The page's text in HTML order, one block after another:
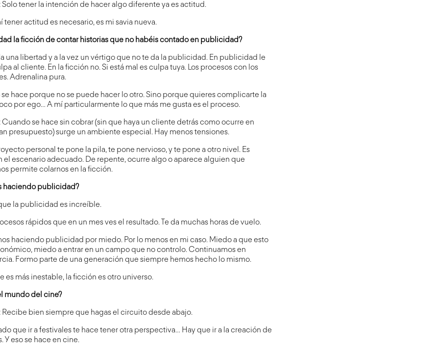
tener la intención de hacer algo diferente ya es actitud.
tener actitud es necesario, es mi savia nueva.
la ficción de contar historias que no habéis contado en publicidad?
una libertad y a la vez un vértigo que no te da la publicidad. En publicidad le
al cliente. En la ficción no. Si está mal es culpa tuya. Los procesos con los
Adrenalina pura.
se hace porque no se puede hacer lo otro. Sino porque quieres complicarte la
por ego… A mí particularmente lo que más me gusta es el proceso.
se hace sin cobrar (sin que haya un cliente detrás como ocurre en
presupuesto) surge un ambiente especial. Hay menos tensiones.
personal te pone la pila, te pone nervioso, y te pone a otro nivel. Es
el escenario adecuado. De repente, ocurre algo o aparece alguien que
permite colarnos en la ficción.
haciendo publicidad?
la publicidad es increíble.
rápidos que en un mes ves el resultado. Te da muchas horas de vuelo.
haciendo publicidad por miedo. Por lo menos en mi caso. Miedo a que esto
miedo a entrar en un campo que no controlo. Continuamos en
Formo parte de una generación que siempre hemos hecho lo mismo.
es más inestable, la ficción es otro universo.
mundo del cine?
Recibe bien siempre que hagas el circuito desde abajo.
que ir a festivales te hace tener otra perspectiva… Hay que ir a la creación de
Y eso se hace en cine.